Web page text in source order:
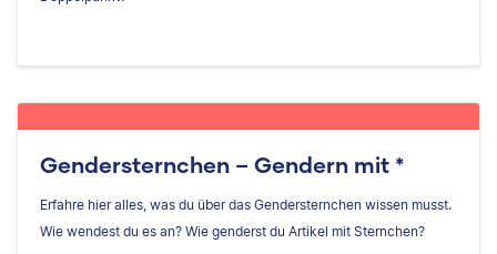
Gendersternchen – Gendern mit *
Erfahre hier alles, was du über das Gendersternchen wissen musst.
Wie wendest du es an? Wie genderst du Artikel mit Sternchen?